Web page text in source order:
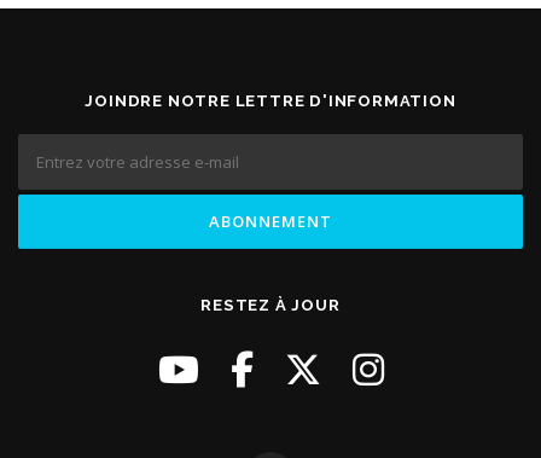
JOINDRE NOTRE LETTRE D'INFORMATION
RESTEZ À JOUR